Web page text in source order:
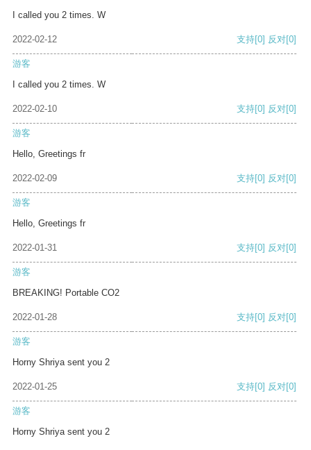
I called you 2 times. W
2022-02-12 支持[0] 反对[0]
游客
I called you 2 times. W
2022-02-10 支持[0] 反对[0]
游客
Hello, Greetings fr
2022-02-09 支持[0] 反对[0]
游客
Hello, Greetings fr
2022-01-31 支持[0] 反对[0]
游客
BREAKING! Portable CO2
2022-01-28 支持[0] 反对[0]
游客
Horny Shriya sent you 2
2022-01-25 支持[0] 反对[0]
游客
Horny Shriya sent you 2